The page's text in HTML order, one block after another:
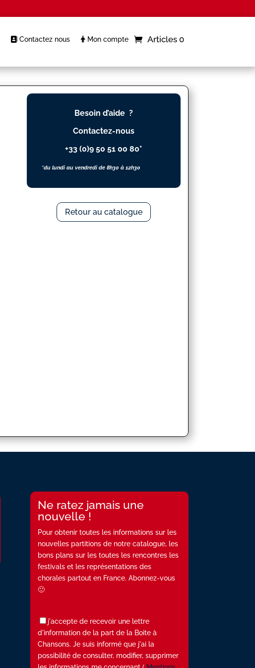
Contactez nous Mon compte Articles 0
Besoin d’aide ?
Contactez-nous
+33 (0)9 50 51 00 80*
*du lundi au vendredi de 8h30 à 12h30
Retour au catalogue
Ne ratez jamais une
nouvelle !
Pour obtenir toutes les informations sur les
nouvelles partitions de notre catalogue, les
bons plans sur les toutes les rencontres les
festivals et les représentations des
chorales partout en France. Abonnez-vous
🙂
j'accepte de recevoir une lettre
d'information de la part de la Boite à
Chansons. Je suis informé que j'ai la
possibilité de consulter, modifier, supprimer